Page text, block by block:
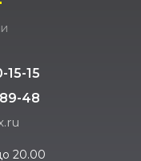
15-15
48
20.00